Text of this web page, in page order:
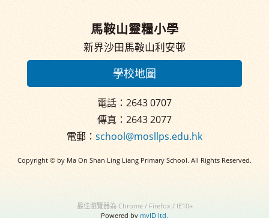
馬鞍山靈糧小學
新界沙田馬鞍山利安邨
學校地圖
電話：2643 0707
傳真：2643 2077
電郵： school@mosllps.edu.hk
Copyright © by Ma On Shan Ling Liang Primary School. All Rights Reserved.
最佳瀏覽器為 Chrome / Firefox / IE10+
Powered by myID ltd.